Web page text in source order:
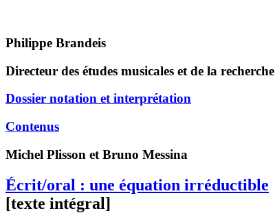
Philippe Brandeis
Directeur des études musicales et de la recherche
Dossier notation et interprétation
Contenus
Michel Plisson et Bruno Messina
Écrit/oral : une équation irréductible
[texte intégral]